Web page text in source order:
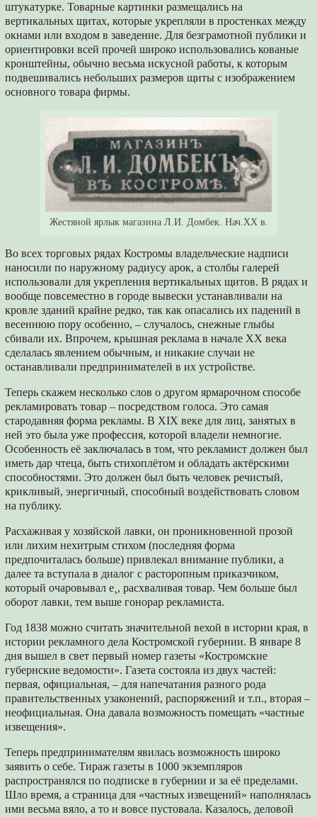
штукатурке. Товарные картинки размещались на
вертикальных щитах, которые укрепляли в простенках между
окнами или входом в заведение. Для безграмотной публики и
ориентировки всей прочей широко использовались кованые
кронштейны, обычно весьма искусной работы, к которым
подвешивались небольших размеров щиты с изображением
основного товара фирмы.
Жестяной ярлык магазина Л.И. Домбек. Нач.ХХ в.
Во всех торговых рядах Костромы владельческие надписи
наносили по наружному радиусу арок, а столбы галерей
использовали для укрепления вертикальных щитов. В рядах и
вообще повсеместно в городе вывески устанавливали на
кровле зданий крайне редко, так как опасались их падений в
весеннюю пору особенно, – случалось, снежные глыбы
сбивали их. Впрочем, крышная реклама в начале XX века
сделалась явлением обычным, и никакие случаи не
останавливали предпринимателей в их устройстве.
Теперь скажем несколько слов о другом ярмарочном способе
рекламировать товар – посредством голоса. Это самая
стародавняя форма рекламы. В XIX веке для лиц, занятых в
ней это была уже профессия, которой владели немногие.
Особенность её заключалась в том, что рекламист должен был
иметь дар чтеца, быть стихоплётом и обладать актёрскими
способностями. Это должен был быть человек речистый,
крикливый, энергичный, способный воздействовать словом
на публику.
Расхаживая у хозяйской лавки, он проникновенной прозой
или лихим нехитрым стихом (последняя форма
предпочиталась больше) привлекал внимание публики, а
далее та вступала в диалог с расторопным приказчиком,
который очаровывал е¸, расхваливая товар. Чем больше был
оборот лавки, тем выше гонорар рекламиста.
Год 1838 можно считать значительной вехой в истории края, в
истории рекламного дела Костромской губернии. В январе 8
дня вышел в свет первый номер газеты «Костромские
губернские ведомости». Газета состояла из двух частей:
первая, официальная, – для напечатания разного рода
правительственных узаконений, распоряжений и т.п., вторая –
неофициальная. Она давала возможность помещать «частные
извещения».
Теперь предпринимателям явилась возможность широко
заявить о себе. Тираж газеты в 1000 экземпляров
распространялся по подписке в губернии и за её пределами.
Шло время, а страница для «частных извещений» наполнялась
ими весьма вяло, а то и вовсе пустовала. Казалось, деловой